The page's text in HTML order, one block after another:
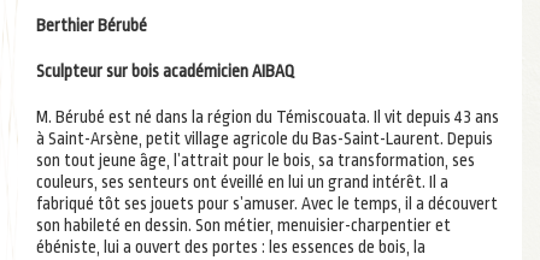
Berthier Bérubé
Sculpteur sur bois académicien AIBAQ
M. Bérubé est né dans la région du Témiscouata. Il vit depuis 43 ans
à Saint-Arsène, petit village agricole du Bas-Saint-Laurent. Depuis
son tout jeune âge, l’attrait pour le bois, sa transformation, ses
couleurs, ses senteurs ont éveillé en lui un grand intérêt. Il a
fabriqué tôt ses jouets pour s’amuser. Avec le temps, il a découvert
son habileté en dessin. Son métier, menuisier-charpentier et
ébéniste, lui a ouvert des portes : les essences de bois, la